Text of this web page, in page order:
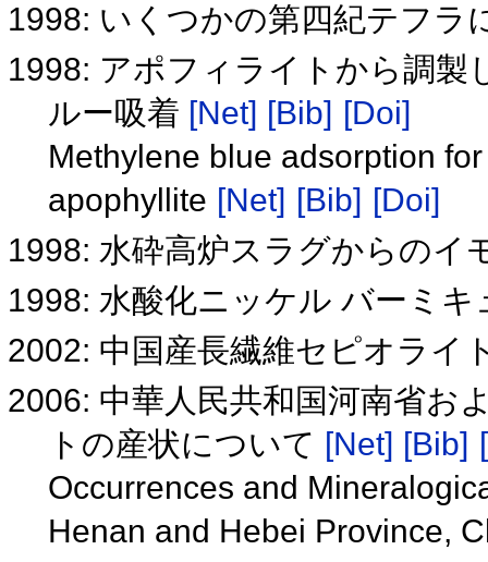
1998: いくつかの第四紀テフ
1998: アポフィライトから調
ルー吸着 [Net] [Bib] [Doi]
Methylene blue adsorption
apophyllite [Net] [Bib] [Doi]
1998: 水砕高炉スラグからのイ
1998: 水酸化ニッケル バーミ
2002: 中国産長繊維セピオライ
2006: 中華人民共和国河南省お
トの産状について [Net] [Bib]
Occurrences and
Henan and Hebei Province,